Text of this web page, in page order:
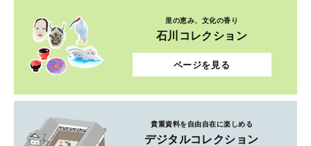
里の恵み、文化の香り
石川コレクション
ページを見る
貴重資料を自由自在に楽しめる
デジタルコレクション